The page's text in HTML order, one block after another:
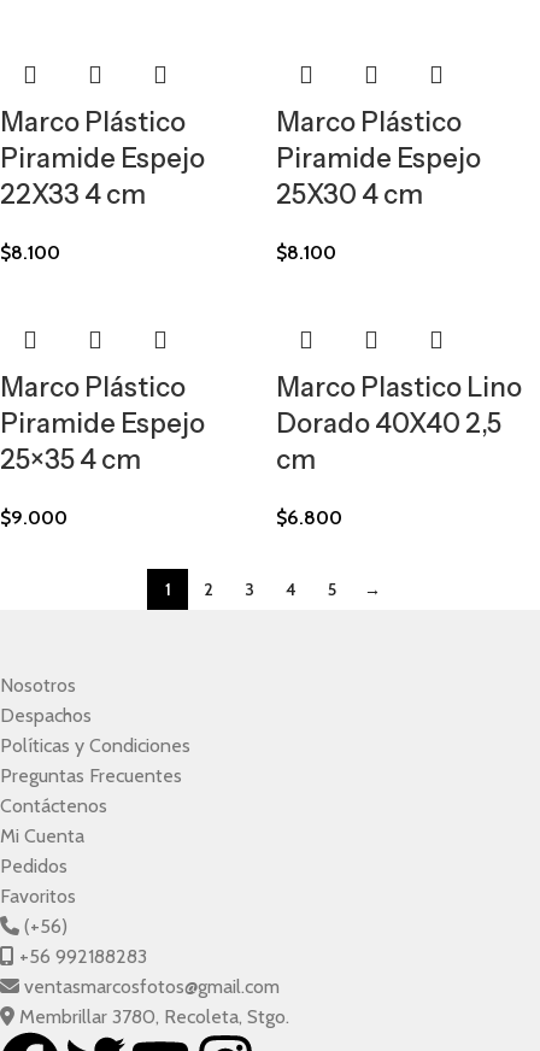
Marco Plástico
Piramide Espejo
22X33 4 cm
$8.100
Marco Plástico
Piramide Espejo
25X30 4 cm
$8.100
Marco Plástico
Piramide Espejo
25×35 4 cm
$9.000
Marco Plastico Lino
Dorado 40X40 2,5
cm
$6.800
1 2 3 4 5 →
Nosotros
Despachos
Políticas y Condiciones
Preguntas Frecuentes
Contáctenos
Mi Cuenta
Pedidos
Favoritos
(+56)
+56 992188283
ventasmarcosfotos@gmail.com
Membrillar 3780, Recoleta, Stgo.